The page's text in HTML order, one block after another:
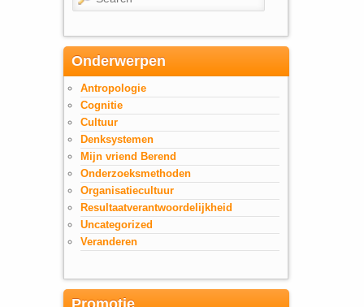
Onderwerpen
Antropologie
Cognitie
Cultuur
Denksystemen
Mijn vriend Berend
Onderzoeksmethoden
Organisatiecultuur
Resultaatverantwoordelijkheid
Uncategorized
Veranderen